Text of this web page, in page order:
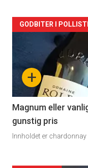
Forsiden
akkurat
nå
3
+
GODBITER I
Magnum eller
gunstig pris
Innholdet er